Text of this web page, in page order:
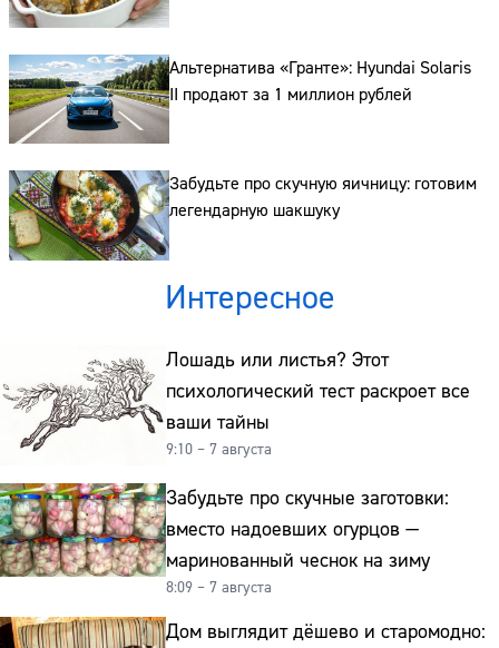
Альтернатива «Гранте»: Hyundai Solaris
II продают за 1 миллион рублей
Забудьте про скучную яичницу: готовим
легендарную шакшуку
Интересное
Лошадь или листья? Этот
психологический тест раскроет все
ваши тайны
9:10 – 7 августа
Забудьте про скучные заготовки:
вместо надоевших огурцов —
маринованный чеснок на зиму
8:09 – 7 августа
Дом выглядит дёшево и старомодно:
Адрес: